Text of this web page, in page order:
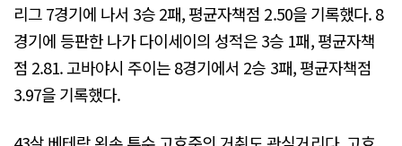
리그 7경기에 나서 3승 2패, 평균자책점 2.50을 기록했다. 8
경기에 등판한 나가 다이세이의 성적은 3승 1패, 평균자책
점 2.81. 고바야시 주이는 8경기에서 2승 3패, 평균자책점
3.97을 기록했다.